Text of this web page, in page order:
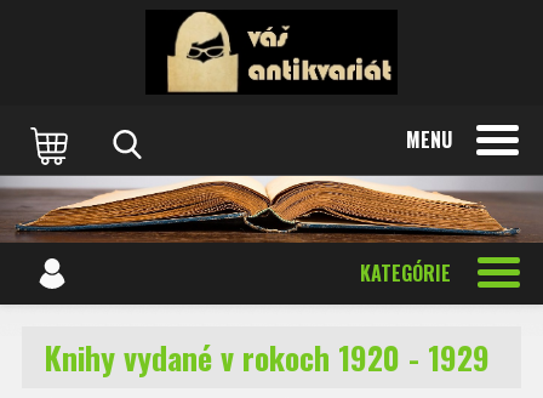
MENU
KATEGÓRIE
Knihy vydané v rokoch 1920 - 1929